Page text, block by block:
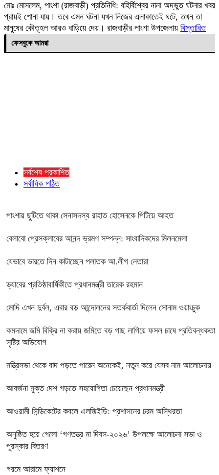
মোঃ মোসলেম, পাংশা (রাজবাড়ী) প্রতিনিধি: বহির্বিশ্বের নানা অদ্ভুত ঘটনার খবর
প্রায়ই শোনা যায়। তবে এমন ঘটনা যখন নিজের এলাকাতেই ঘটে, তখন তা
মানুষের কৌতূহল আরও বাড়িয়ে দেয়। রাজবাড়ীর পাংশা উপজেলায় বিস্তারিত
ফেসবুকে আমরা
সর্বশেষ প্রকাশিত
সর্বাধিক পঠিত
পাংশায় ছুটিতে থাকা সেনাসদস্য রাহাত হোসেনকে পিটিয়ে আহত
বেলাবো প্রেসক্লাবের আনন্দ ভ্রমণ সম্পন্ন: সাংবাদিকদের মিলনমেলা
যেভাবে ভারতে দিন কাটাচ্ছেন পলাতক আ.লীগ নেতারা
ড্যাবের প্রতিষ্ঠাবার্ষিকীতে প্রধানমন্ত্রী তারেক রহমান
মোদি এখন দুর্বল, এবার বড় আন্দোলনের সতর্কবার্তা দিলেন সোনাম ওয়াংচুক
কমদামে জমি বিক্রি না করায় জমিতে বড় গাছ লাগিয়ে ফসল চাষে প্রতিবন্ধকতা
সৃষ্টির অভিযোগ
মন্ত্রিসভা থেকে বাদ পড়তে পারেন অনেকেই, নতুন করে যেসব নাম আলোচনায়
আবর্জনা মুক্ত দেশ গড়তে সহযোগিতা চেয়েছেন প্রধানমন্ত্রী
‎আওয়ামী সিন্ডিকেটের কবলে এলজিইডি: প্রশাসনের চরম অস্থিরতা
অনুষ্ঠিত হয়ে গেলো ‘গণতন্ত্র মা দিবস-২০২৬’ উপলক্ষে আলোচনা সভা ও
পুরস্কার বিতরণ
গরমে আরামে ফ্যাশনে